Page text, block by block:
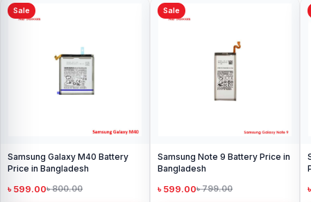
Sale
Samsung Galaxy M40 Battery
Price in Bangladesh
৳ 599.00৳ 800.00
Sale
Samsung Note 9 Battery Price in
Bangladesh
৳ 599.00৳ 799.00